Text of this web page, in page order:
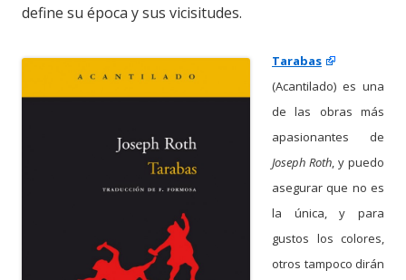
define su época y sus vicisitudes.
Tarabas
(Acantilado) es una
de las obras más
apasionantes de
Joseph Roth, y puedo
asegurar que no es
la única, y para
gustos los colores,
otros tampoco dirán